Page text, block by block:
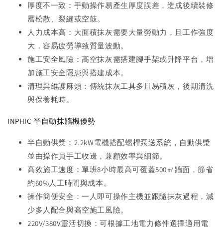
厚度不一致：手動操作易產生厚度誤差，造成後續裝修
層松散、裂縫或空鼓。
人力成本高：大面積抹灰需要大量勞動力，且工作強度
大，容易疲勞導致質量波動。
施工安全風險：高空抹灰需搭建腳手架或升降平台，增
加施工安全隱患與搭建成本。
清理與維護麻煩：傳統抹灰工具多且易積灰，後期清洗
與保養耗時。
INPHIC 半自動抹牆機優勢
半自動供漿：2.2kW電機搭配螺桿泵送系統，自動供漿
並由操作員手工收邊，兼顧效率與細節。
高效施工速度：單班8小時最高可覆蓋500㎡牆面，節省
約60%人工時間與成本。
操作簡便安全：一人即可操作主機並跟隨抹灰過程，減
少多人配合與高空施工風險。
220V/380V靈活切換：可根據工地電力條件選擇適用電